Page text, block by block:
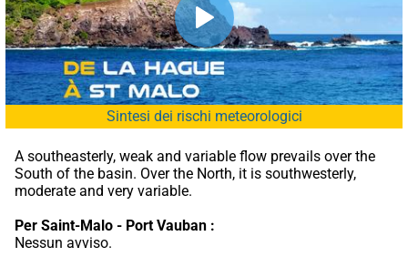
Sintesi dei rischi meteorologici
A southeasterly, weak and variable flow prevails over the
South of the basin. Over the North, it is southwesterly,
moderate and very variable.
Per Saint-Malo - Port Vauban :
Nessun avviso.